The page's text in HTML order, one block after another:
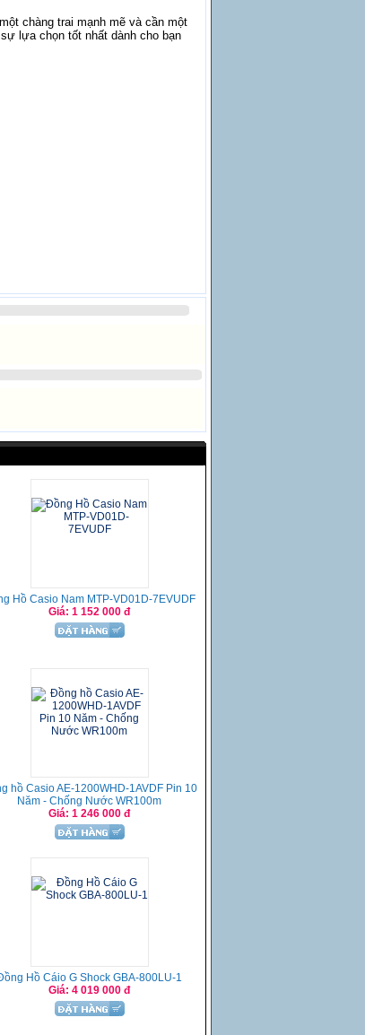
chàng trai mạnh mẽ và cần một
lựa chọn tốt nhất dành cho bạn
Hồ Casio Nam MTP-VD01D-7EVUDF
Giá: 1 152 000 đ
hồ Casio AE-1200WHD-1AVDF Pin 10
Năm - Chống Nước WR100m
Giá: 1 246 000 đ
Hồ Cáio G Shock GBA-800LU-1
Giá: 4 019 000 đ